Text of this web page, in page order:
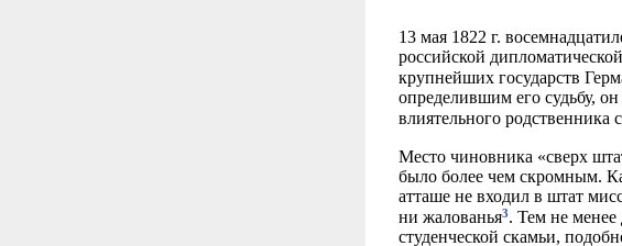
13 мая 1822 г.
российской
крупнейших государств
определившим его судьбу,
влиятельного родственника
Место чиновника «сверх
было более чем скромным.
атташе не входил в штат
ни жалованья3. Тем не
студенческой скамьи,